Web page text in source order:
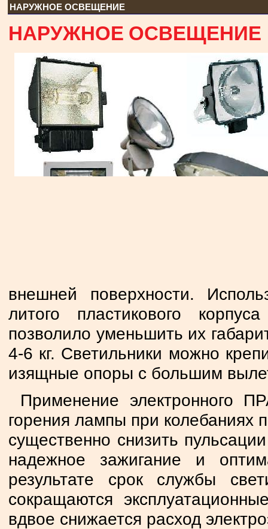
НАРУЖНОЕ ОСВЕЩЕНИЕ
НАРУЖНОЕ ОСВЕЩЕНИЕ
внешней поверхности.
литого пластикового
позволило уменьшить их
4-6 кг. Светильники можно
изящные опоры с большим
Применение электронного
горения лампы при колебаниях
существенно снизить
надежное зажигание и
результате срок службы
сокращаются
вдвое снижается расход